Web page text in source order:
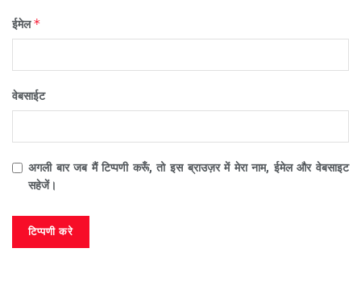
ईमेल*
वेबसाईट
अगली बार जब मैं टिप्पणी करूँ, तो इस ब्राउज़र में मेरा नाम, ईमेल और वेबसाइट
सहेजें।